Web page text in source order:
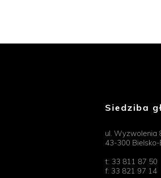
Siedziba
ul. Wyzwolenia
43-300 Bielsko-
t: 33 811 87 50
f: 33 821 97 14